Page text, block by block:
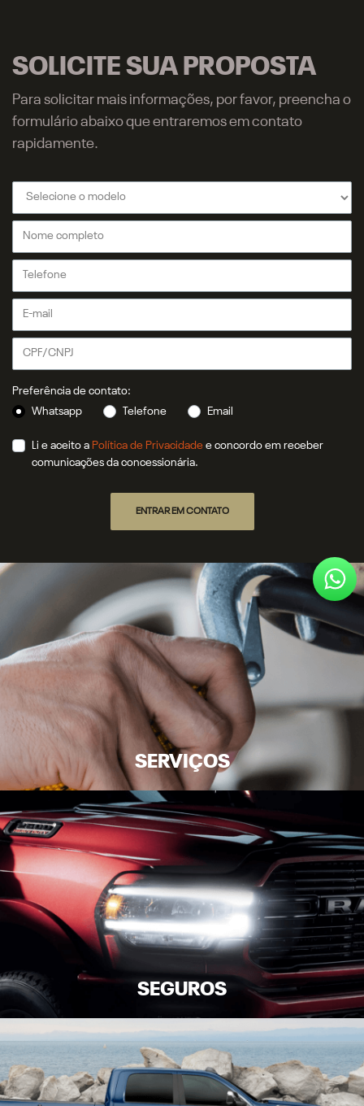
SOLICITE SUA PROPOSTA
Para solicitar mais informações, por favor, preencha o
formulário abaixo que entraremos em contato
rapidamente.
Preferência de contato:
Whatsapp
Telefone Email
Li e aceito a Política de Privacidade e concordo em receber
comunicações da concessionária.
ENTRAR EM CONTATO
SERVIÇOS
SEGUROS